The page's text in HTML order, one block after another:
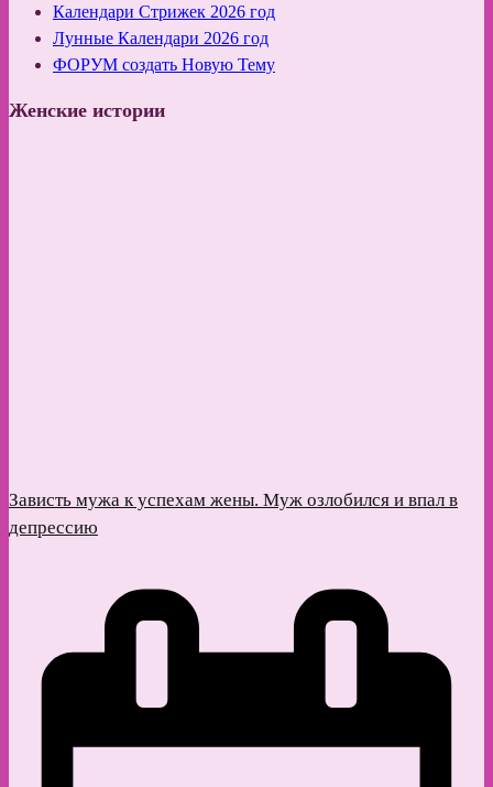
Календари Стрижек 2026 год
Лунные Календари 2026 год
ФОРУМ создать Новую Тему
Женские истории
Зависть мужа к успехам жены. Муж озлобился и впал в
депрессию